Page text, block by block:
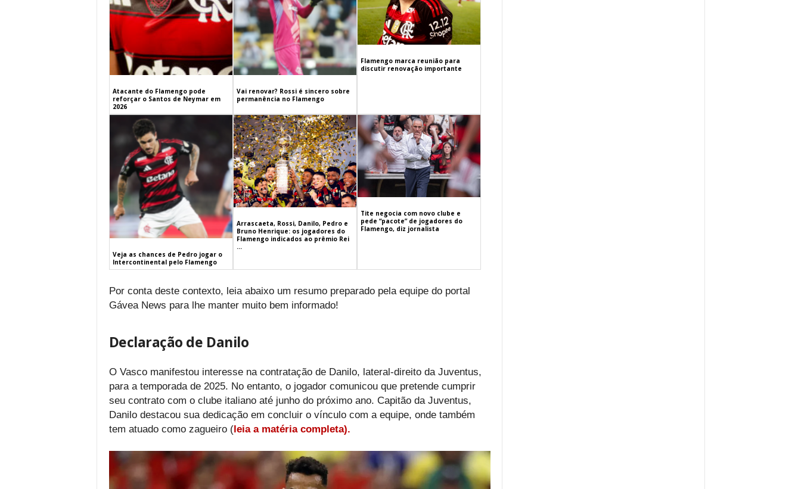
Atacante do Flamengo pode
reforçar o Santos de Neymar em
2026
Vai renovar? Rossi é sincero sobre
permanência no Flamengo
Flamengo marca reunião para
discutir renovação importante
Veja as chances de Pedro jogar o
Intercontinental pelo Flamengo
Arrascaeta, Rossi, Danilo, Pedro e
Bruno Henrique: os jogadores do
Flamengo indicados ao prêmio Rei
...
Tite negocia com novo clube e
pede “pacote” de jogadores do
Flamengo, diz jornalista
Por conta deste contexto, leia abaixo um resumo preparado pela equipe do portal
Gávea News para lhe manter muito bem informado!
Declaração de Danilo
O Vasco manifestou interesse na contratação de Danilo, lateral-direito da Juventus,
para a temporada de 2025. No entanto, o jogador comunicou que pretende cumprir
seu contrato com o clube italiano até junho do próximo ano. Capitão da Juventus,
Danilo destacou sua dedicação em concluir o vínculo com a equipe, onde também
tem atuado como zagueiro (leia a matéria completa).